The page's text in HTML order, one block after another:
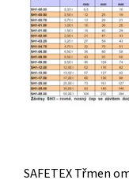
SAFETEX Třmen